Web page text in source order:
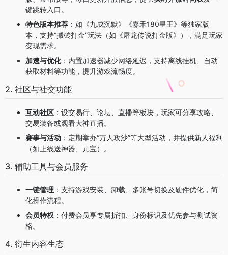
键跳转入口。
特色版本推荐 ：如《九成沉默》《嘉禾180星王》等独家版
本，支持“搬砖打金”玩法（如《屠龙传说打金版》），满足玩家
变现需求。
加速与优化：内置加速器减少网络延迟，支持离线挂机、自动
获取材料等功能，提升游戏流畅度。
2. 社区与社交功能
互动社区 ：设交易行、论坛、直播等板块，玩家可分享攻略、
交易装备或观看大神直播。
赛事与活动 ：定期举办“万人攻沙”等大型活动，并提供新人福利
（如上线送神器、元宝）。
3. 辅助工具与会员服务
一键管理 ：支持游戏安装、卸载、多账号切换及硬件优化，简
化操作流程。
会员特权 ：付费会员享专属折扣、身份标识及优先参与测试资
格。
4. 衍生内容生态